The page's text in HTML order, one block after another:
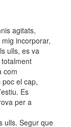
agitats,
incorporar,
ulls, es va
com
poc el cap,
Es
per a
ulls. Segur que